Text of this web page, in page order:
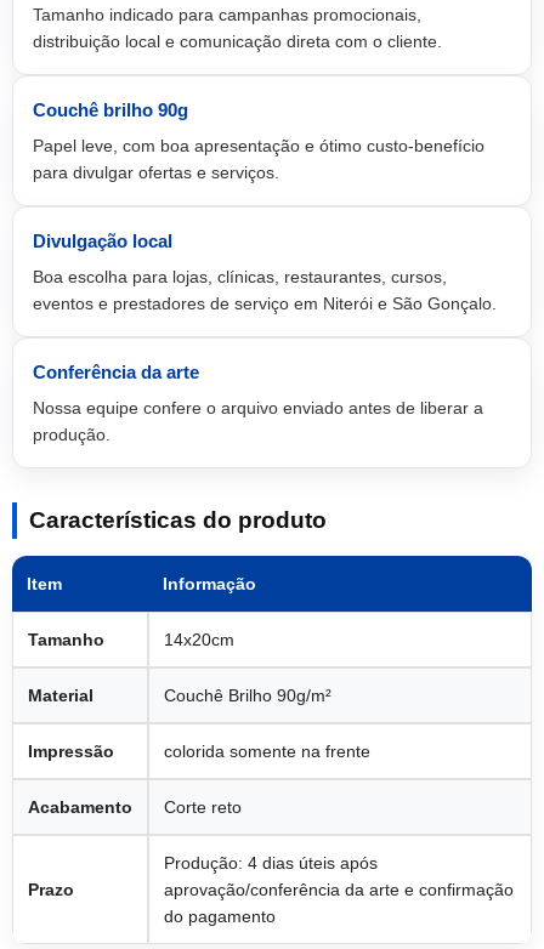
Tamanho indicado para campanhas promocionais,
distribuição local e comunicação direta com o cliente.
Couchê brilho 90g
Papel leve, com boa apresentação e ótimo custo-benefício
para divulgar ofertas e serviços.
Divulgação local
Boa escolha para lojas, clínicas, restaurantes, cursos,
eventos e prestadores de serviço em Niterói e São Gonçalo.
Conferência da arte
Nossa equipe confere o arquivo enviado antes de liberar a
produção.
Características do produto
Item Informação
Tamanho 14x20cm
Material Couchê Brilho 90g/m²
Impressão colorida somente na frente
Acabamento Corte reto
Prazo
Produção: 4 dias úteis após
aprovação/conferência da arte e confirmação
do pagamento